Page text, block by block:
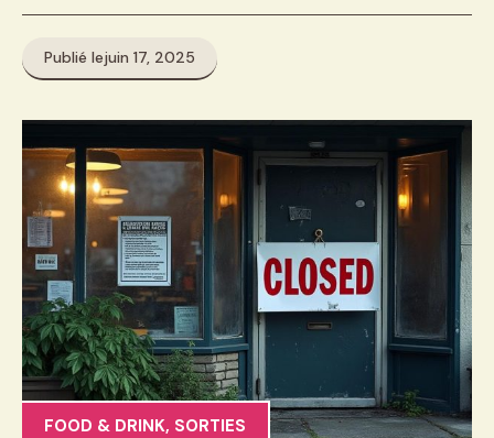
Publié lejuin 17, 2025
FOOD & DRINK, SORTIES